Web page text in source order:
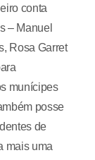
conta
– Manuel
Rosa Garret
munícipes
posse
de
mais uma